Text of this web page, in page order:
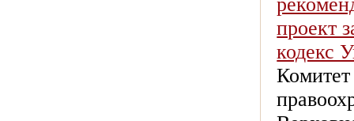
проект
кодекс
Комитет